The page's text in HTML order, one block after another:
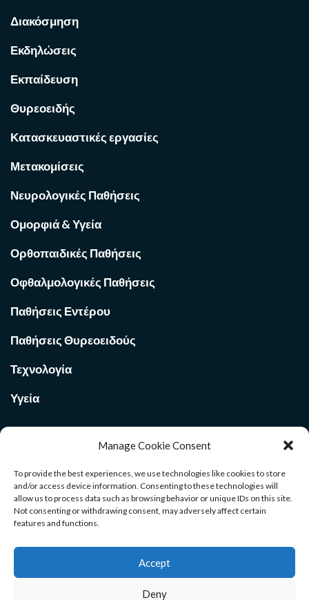
Manage Cookie Consent
To provide the best experiences, we use technologies like cookies to store
and/or access device information. Consenting to these technologies will
allow us to process data such as browsing behavior or unique IDs on this site.
Not consenting or withdrawing consent, may adversely affect certain
features and functions.
Accept
Deny
Διακόσμηση
Εκδηλώσεις
Εκπαίδευση
Θυρεοειδής
Κατασκευαστικές εργασίες
Μετακομίσεις
Νευρολογικές Παθήσεις
Ομορφιά & Υγεία
Ορθοπαιδικές Παθήσεις
Οφθαλμολογικές Παθήσεις
Παθήσεις Εντέρου
Παθήσεις Θυρεοειδούς
Τεχνολογία
Υγεία
Ποιοι Είμαστε στοMed Voi
365
Καλώς ήρθατε στην σελίδα μας. Ανακαλύψτε χρήσιμους
οδηγούς για όλους τους κλάδους. Μέσα από το site θα βρείτε
ευρύ φάσμα επιλογών της ζωής σας. Καλή διαμονή.